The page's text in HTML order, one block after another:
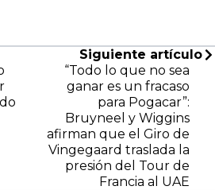
Siguiente artículo
“Todo lo que no sea
ganar es un fracaso
para Pogacar”:
Bruyneel y Wiggins
afirman que el Giro de
Vingegaard traslada la
presión del Tour de
Francia al UAE